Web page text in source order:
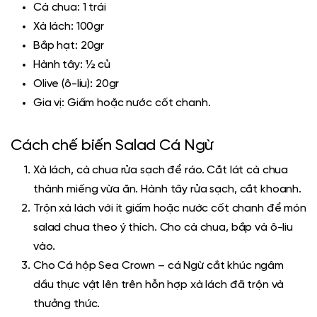
Cà chua: 1 trái
Xà lách: 100gr
Bắp hạt: 20gr
Hành tây: ½ củ
Olive (ô-liu): 20gr
Gia vị: Giấm hoặc nước cốt chanh.
Cách chế biến Salad Cá Ngừ
Xà lách, cà chua rửa sạch để ráo. Cắt lát cà chua
thành miếng vừa ăn. Hành tây rửa sạch, cắt khoanh.
Trộn xà lách với ít giấm hoặc nước cốt chanh để món
salad chua theo ý thích. Cho cà chua, bắp và ô-liu
vào.
ChoCá hộp Sea Crown – cá Ngừ cắt khúc ngâm
dầu thực vật lên trên hỗn hợp xà lách đã trộn và
thưởng thức.